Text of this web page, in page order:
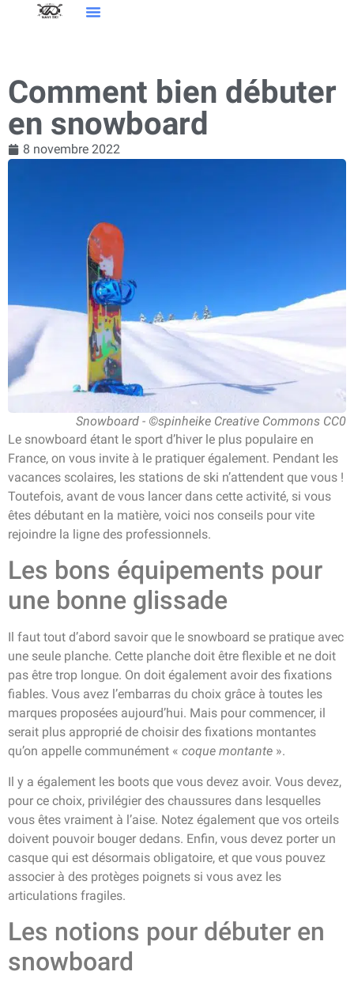
Comment bien débuter
en snowboard
8 novembre 2022
Snowboard - ©spinheike Creative Commons CC0
Le snowboard étant le sport d’hiver le plus populaire en
France, on vous invite à le pratiquer également. Pendant les
vacances scolaires, les stations de ski n’attendent que vous !
Toutefois, avant de vous lancer dans cette activité, si vous
êtes débutant en la matière, voici nos conseils pour vite
rejoindre la ligne des professionnels.
Les bons équipements pour
une bonne glissade
Il faut tout d’abord savoir que le snowboard se pratique avec
une seule planche. Cette planche doit être flexible et ne doit
pas être trop longue. On doit également avoir des fixations
fiables. Vous avez l’embarras du choix grâce à toutes les
marques proposées aujourd’hui. Mais pour commencer, il
serait plus approprié de choisir des fixations montantes
qu’on appelle communément « coque montante ».
Il y a également les boots que vous devez avoir. Vous devez,
pour ce choix, privilégier des chaussures dans lesquelles
vous êtes vraiment à l’aise. Notez également que vos orteils
doivent pouvoir bouger dedans. Enfin, vous devez porter un
casque qui est désormais obligatoire, et que vous pouvez
associer à des protèges poignets si vous avez les
articulations fragiles.
Les notions pour débuter en
snowboard